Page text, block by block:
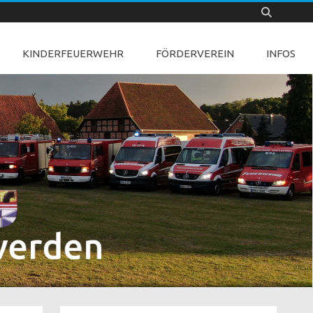
KINDERFEUERWEHR FÖRDERVEREIN INFOS